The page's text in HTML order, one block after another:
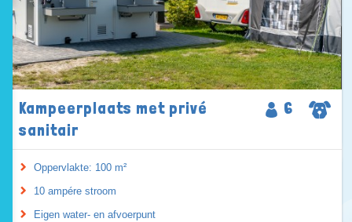
Kampeerplaats met privé
sanitair
6
Oppervlakte: 100 m²
10 ampére stroom
Eigen water- en afvoerpunt